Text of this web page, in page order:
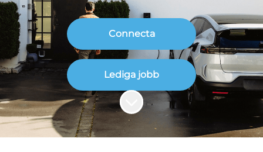
Connecta
Lediga jobb
Skrolla för mer innehåll